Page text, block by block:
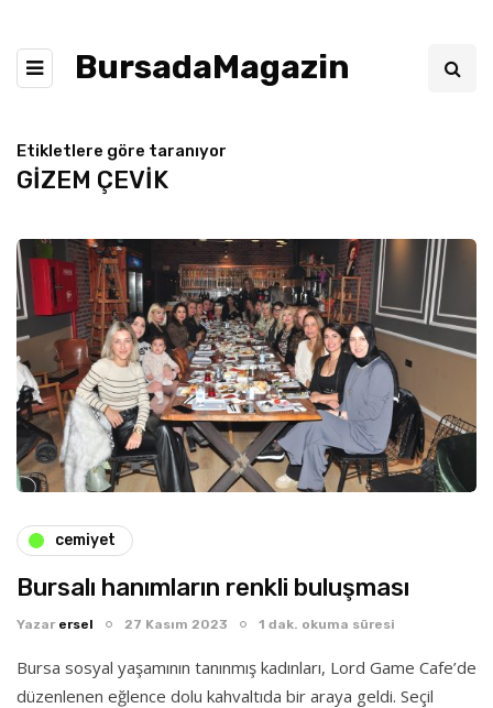
BursadaMagazin
Etikletlere göre taranıyor
GİZEM ÇEVİK
cemiyet
Bursalı hanımların renkli buluşması
Yazar ersel 27 Kasım 2023 1 dak. okuma süresi
Bursa sosyal yaşamının tanınmış kadınları, Lord Game Cafe’de
düzenlenen eğlence dolu kahvaltıda bir araya geldi. Seçil